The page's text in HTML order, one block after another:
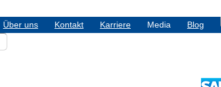
Über uns Kontakt Karriere Media Blog